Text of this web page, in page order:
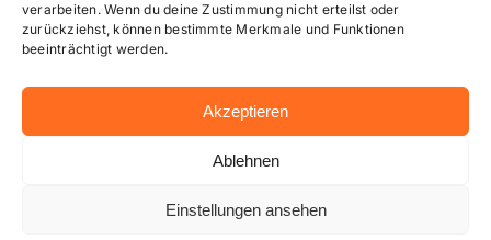
verarbeiten. Wenn du deine Zustimmung nicht erteilst oder
zurückziehst, können bestimmte Merkmale und Funktionen
beeinträchtigt werden.
Akzeptieren
Ablehnen
Einstellungen ansehen
Mediendaten
© 2026 - Wiesbadenaktuell ...online besser informiert!